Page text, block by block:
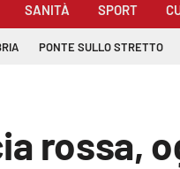
SANITÀ SPORT
PONTE SULLO STRETTO
rossa,